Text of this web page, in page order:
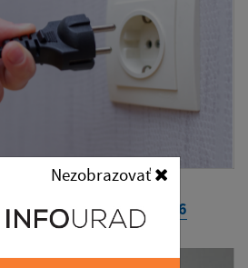
Nezobrazovať
elektriny dňa 27.7.2026